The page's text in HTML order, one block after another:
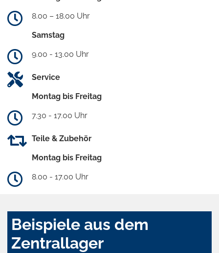
8.00 – 18.00 Uhr
Samstag
9.00 - 13.00 Uhr
Service
Montag bis Freitag
7.30 - 17.00 Uhr
Teile & Zubehör
Montag bis Freitag
8.00 - 17.00 Uhr
Beispiele aus dem
Zentrallager